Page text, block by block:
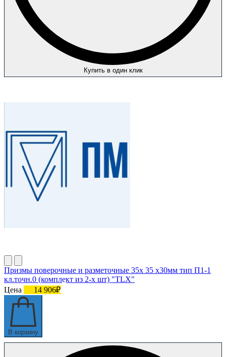
Купить в один клик
Призмы поверочные и разметочные 35х 35 х30мм тип П1-1
кл.точн.0 (комплект из 2-х шт) "TLX"
Цена
14 906₽
В корзину